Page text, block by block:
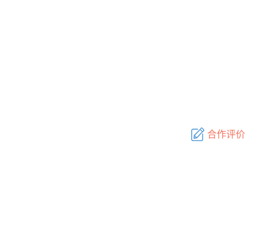
合作评价